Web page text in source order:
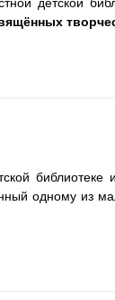
детской
одному из